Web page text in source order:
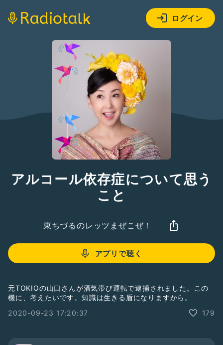
ログイン
アルコール依存症について思う
こと
東ちづるのレッツまぜこぜ！
アプリで聴く
元TOKIOの山口さんが酒気帯び運転で逮捕されました。この
機に、考えたいです。知識は生きる盾になりますから。
2020-09-23 17:20:37
179